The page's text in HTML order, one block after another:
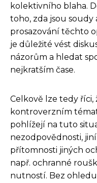
kolektivního blaha.
toho, zda jsou
prosazování těchto
je důležité vést
názorům a hledat
nejkratším čase.
Celkově lze tedy říci,
kontroverzním
pohlížejí na tuto
nezodpovědnosti,
přítomnosti jiných
např. ochranné
nutností. Bez